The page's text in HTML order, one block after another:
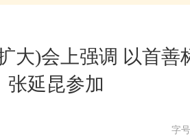
大)会上强调 以首善
张延昆参加
字